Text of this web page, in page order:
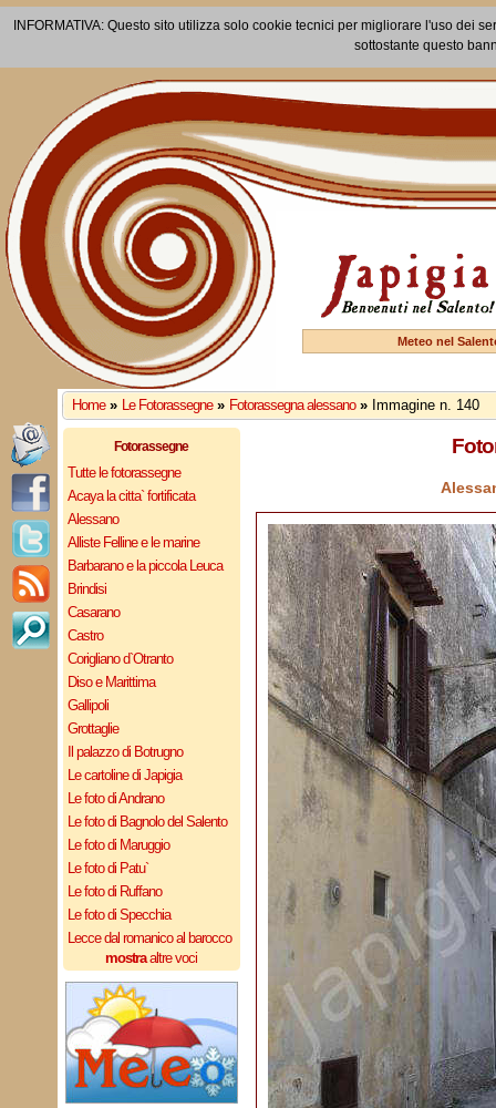
INFORMATIVA: Questo sito utilizza solo cookie tecnici per migliorare l'uso dei
sottostante questo
Meteo nel
Home » Le Fotorassegne » Fotorassegna alessano » Immagine n. 140
Fotorassegne
Tutte le fotorassegne
Acaya la citta` fortificata
Alessano
Alliste Felline e le marine
Barbarano e la piccola Leuca
Brindisi
Casarano
Castro
Corigliano d`Otranto
Diso e Marittima
Gallipoli
Grottaglie
Il palazzo di Botrugno
Le cartoline di Japigia
Le foto di Andrano
Le foto di Bagnolo del Salento
Le foto di Maruggio
Le foto di Patu`
Le foto di Ruffano
Le foto di Specchia
Lecce dal romanico al barocco
mostraaltre voci